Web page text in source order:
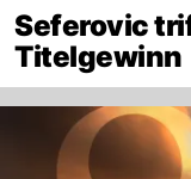
Seferovic
Titelgewinn